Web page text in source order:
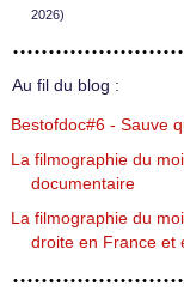
2026)
Au fil du blog :
Bestofdoc#6 - Sauve
La filmographie du
documentaire
La filmographie du
droite en France et